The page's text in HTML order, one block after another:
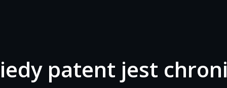
patent jest